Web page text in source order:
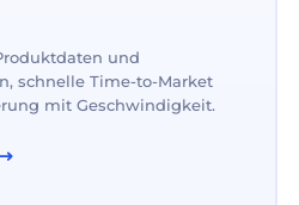
und
schnelle Time-to-Market
mit Geschwindigkeit.